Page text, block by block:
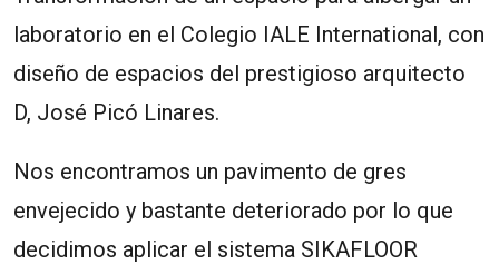
laboratorio en el Colegio IALE International, con
diseño de espacios del prestigioso arquitecto
D, José Picó Linares.
Nos encontramos un pavimento de gres
envejecido y bastante deteriorado por lo que
decidimos aplicar el sistema SIKAFLOOR